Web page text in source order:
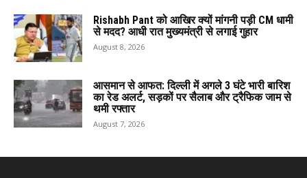
Rishabh Pant को आखिर क्यों मांगनी पड़ी CM धामी
से मदद? आधी रात मुख्यमंत्री से लगाई गुहार
August 8, 2026
आसमान से आफत: दिल्ली में अगले 3 घंटे भारी बारिश
का रेड अलर्ट, सड़कों पर सैलाब और ट्रैफिक जाम से
थमी रफ्तार
August 7, 2026